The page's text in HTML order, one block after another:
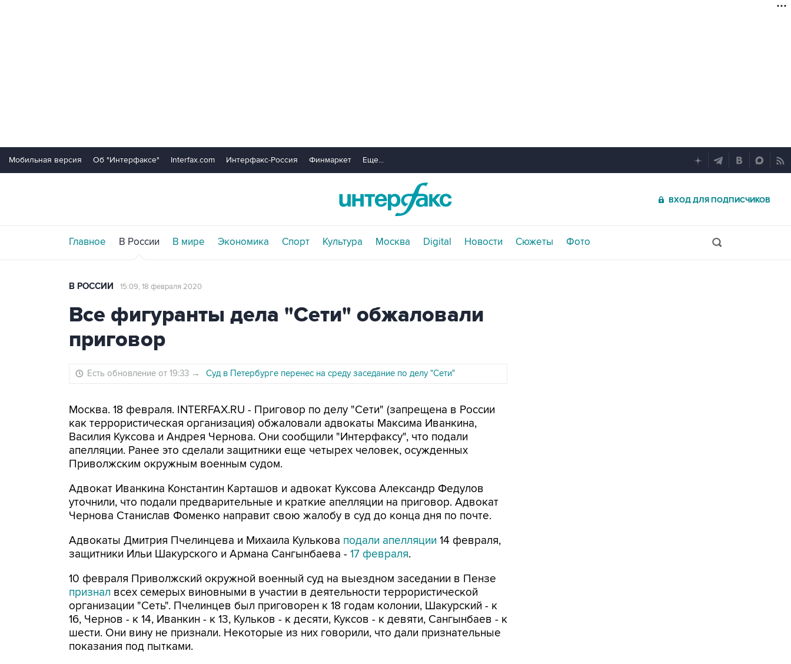
Мобильная версия Об "Интерфаксе" Interfax.com Интерфакс-Россия Финмаркет Еще...
ВХОД ДЛЯ ПОДПИСЧИКОВ
Главное В России В мире Экономика Спорт Культура Москва Digital Новости Сюжеты Фото
В РОССИИ 15:09, 18 февраля 2020
Все фигуранты дела "Сети" обжаловали
приговор
Есть обновление от 19:33 → Суд в Петербурге перенес на среду заседание по делу "Сети"
Москва. 18 февраля. INTERFAX.RU - Приговор по делу "Сети" (запрещена в России
как террористическая организация) обжаловали адвокаты Максима Иванкина,
Василия Куксова и Андрея Чернова. Они сообщили "Интерфаксу", что подали
апелляции. Ранее это сделали защитники еще четырех человек, осужденных
Приволжским окружным военным судом.
Адвокат Иванкина Константин Карташов и адвокат Куксова Александр Федулов
уточнили, что подали предварительные и краткие апелляции на приговор. Адвокат
Чернова Станислав Фоменко направит свою жалобу в суд до конца дня по почте.
Адвокаты Дмитрия Пчелинцева и Михаила Кулькова подали апелляции 14 февраля,
защитники Ильи Шакурского и Армана Сангынбаева - 17 февраля.
10 февраля Приволжский окружной военный суд на выездном заседании в Пензе
признал всех семерых виновными в участии в деятельности террористической
организации "Сеть". Пчелинцев был приговорен к 18 годам колонии, Шакурский - к
16, Чернов - к 14, Иванкин - к 13, Кульков - к десяти, Куксов - к девяти, Сангынбаев - к
шести. Они вину не признали. Некоторые из них говорили, что дали признательные
показания под пытками.